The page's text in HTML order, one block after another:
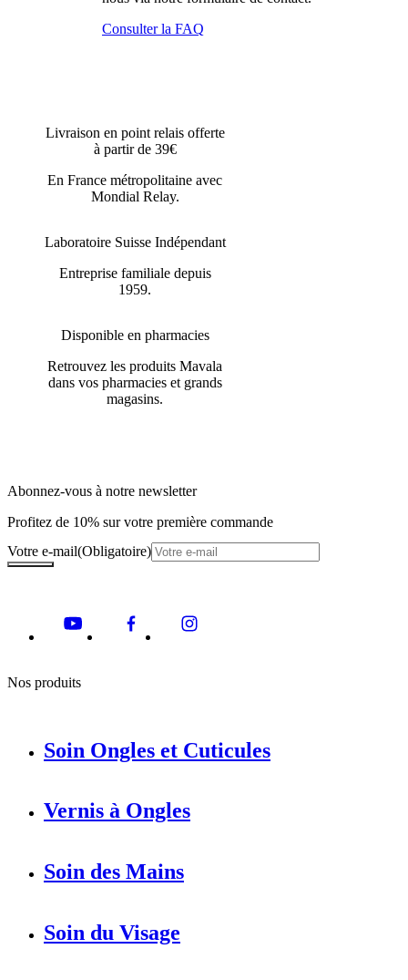
Consulter la FAQ
Livraison en point relais offerte
à partir de 39€
En France métropolitaine avec
Mondial Relay.
Laboratoire Suisse Indépendant
Entreprise familiale depuis
1959.
Disponible en pharmacies
Retrouvez les produits Mavala
dans vos pharmacies et grands
magasins.
Abonnez-vous à notre newsletter
Profitez de 10% sur votre première commande
Votre e-mail(Obligatoire)
Nos produits
Soin Ongles et Cuticules
Vernis à Ongles
Soin des Mains
Soin du Visage